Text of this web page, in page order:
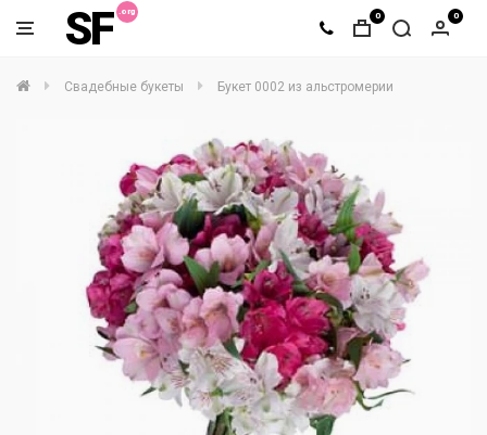
SF 0 0
Свадебные букеты Букет 0002 из альстромерии